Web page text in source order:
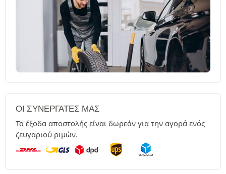
ΟΙ ΣΥΝΕΡΓΆΤΕΣ ΜΑΣ
Τα έξοδα αποστολής είναι δωρεάν για την αγορά ενός
ζευγαριού ριμών.